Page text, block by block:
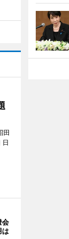
田
日
会
は